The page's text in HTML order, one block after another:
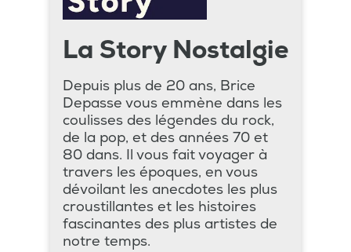
La Story Nostalgie
Depuis plus de 20 ans, Brice
Depasse vous emmène dans les
coulisses des légendes du rock,
de la pop, et des années 70 et
80 dans. Il vous fait voyager à
travers les époques, en vous
dévoilant les anecdotes les plus
croustillantes et les histoires
fascinantes des plus artistes de
notre temps.